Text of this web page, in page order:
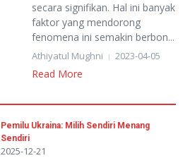
secara signifikan. Hal ini banyak
faktor yang mendorong
fenomena ini semakin berbon...
Athiyatul Mughni 2023-04-05
Read More
Pemilu Ukraina: Milih Sendiri Menang
Sendiri
2025-12-21